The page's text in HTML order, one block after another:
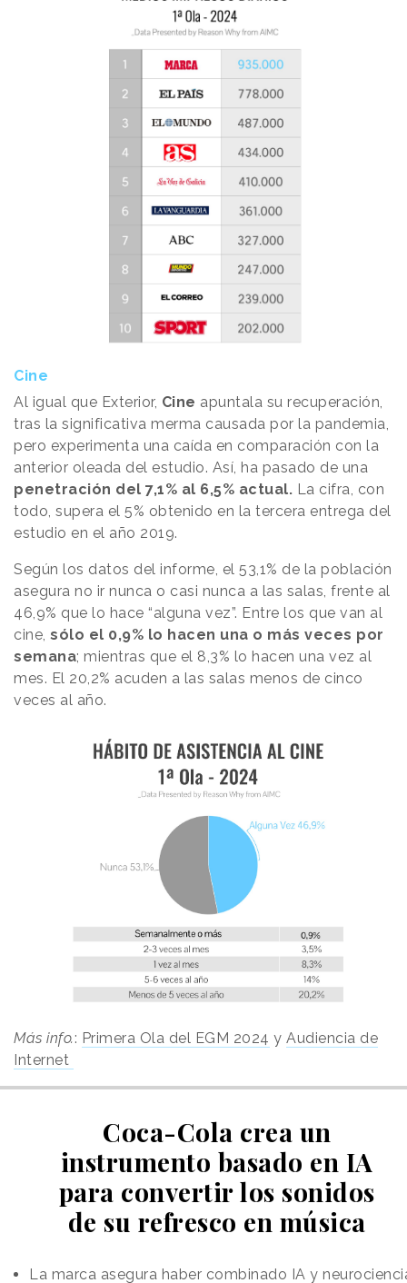
Cine
Al igual que Exterior, Cine apuntala su recuperación,
tras la significativa merma causada por la pandemia,
pero experimenta una caída en comparación con la
anterior oleada del estudio. Así, ha pasado de una
penetración del 7,1% al 6,5% actual. La cifra, con
todo, supera el 5% obtenido en la tercera entrega del
estudio en el año 2019.
Según los datos del informe, el 53,1% de la población
asegura no ir nunca o casi nunca a las salas, frente al
46,9% que lo hace “alguna vez”. Entre los que van al
cine, sólo el 0,9% lo hacen una o más veces por
semana; mientras que el 8,3% lo hacen una vez al
mes. El 20,2% acuden a las salas menos de cinco
veces al año.
Más info.: Primera Ola del EGM 2024 y Audiencia de
Internet
Coca-Cola crea un
instrumento basado en IA
para convertir los sonidos
de su refresco en música
La marca asegura haber combinado IA y